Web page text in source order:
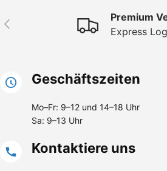
Vorherige
Premium
Express
Geschäftszeiten
Mo–Fr: 9–12 und 14–18 Uhr
Sa: 9–13 Uhr
Kontaktiere uns